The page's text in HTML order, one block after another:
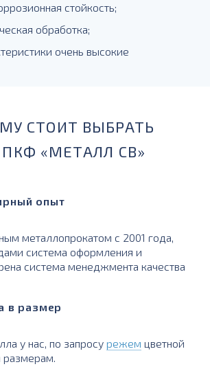
стойкость;
обработка;
очень высокие
СТОИТ ВЫБРАТЬ
«МЕТАЛЛ СВ»
опыт
металлопрокатом с 2001 года,
система оформления и
система менеджмента качества
в размер
у нас, по запросу режем цветной
размерам.